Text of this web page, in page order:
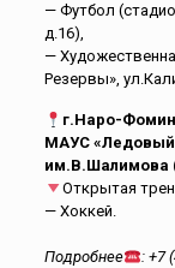
— Футбол
д.16),
—
Резервы»,
г.Наро-
МАУС
им.В.Шалимова
Открытая
— Хоккей.
Подробнее : +7